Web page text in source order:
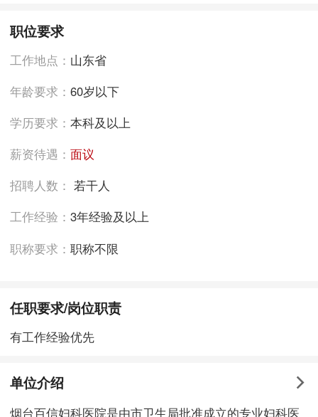
职位要求
工作地点： 山东省
年龄要求：60岁以下
学历要求：本科及以上
薪资待遇：面议
招聘人数：若干人
工作经验：3年经验及以上
职称要求：职称不限
任职要求/岗位职责
有工作经验优先
单位介绍
烟台百信妇科医院是由市卫生局批准成立的专业妇科医